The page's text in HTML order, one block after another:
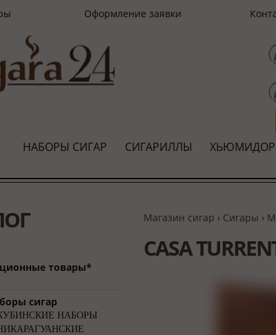
Оформление заявки
НАБОРЫ СИГАР СИГАРИЛЛЫ
товары*
сигар
НАБОРЫ
Магазин сигар › Сигары ›
CASA